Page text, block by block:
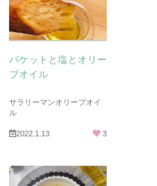
バケットと塩とオリー
ブオイル
サラリーマンオリーブオイ
ル
2022.1.13 3